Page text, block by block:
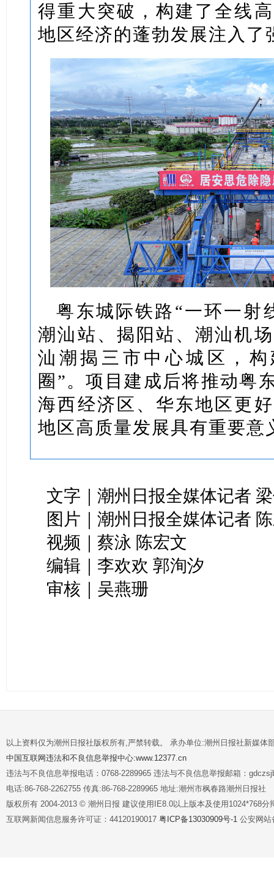
得重大突破，构建了全线
地区经济的蓬勃发展注入了
粤东城际铁路“一环一射
潮汕站、揭阳站、潮汕机
汕潮揭三市中心城区，
圈”。项目建成后将推动粤
海西经济区、华东地区更
地区高质量发展具有重要意
文字｜潮州日报全媒体记者
图片｜潮州日报全媒体记者
视频｜蔡泳 陈宏文
编辑｜李欢欢 郭洵汐
审核｜吴燕珊
以上资料仅为潮州日报社版权所有,严禁转载。 承办单位:潮州日报社新媒体
中国互联网违法和不良信息举报中心:www.12377.cn
违法与不良信息举报电话：0768-2289965 违法与不良信息举报邮箱：
电话:86-768-2262755 传真:86-768-2289965 地址:潮州市枫春路潮州日报社
版权所有 2004-2013 © 潮州日报 建议使用IE8.0以上版本及使用1024*768分
互联网新闻信息服务许可证：44120190017 粤ICP备13030909号-1 公安网站